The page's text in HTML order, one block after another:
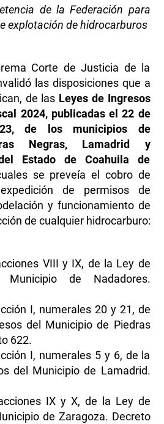
de la Federación para
explotación de hidrocarburos
Corte de Justicia de la
las disposiciones que a
de las Leyes de Ingresos
2024, publicadas el 22 de
de los municipios de
Negras, Lamadrid y
Estado de Coahuila de
se preveía el cobro de
de permisos de
y funcionamiento de
de cualquier hidrocarburo:
VIII y IX, de la Ley de
Municipio de Nadadores.
I, numerales 20 y 21, de
del Municipio de Piedras
622.
I, numerales 5 y 6, de la
del Municipio de Lamadrid.
IX y X, de la Ley de
de Zaragoza. Decreto